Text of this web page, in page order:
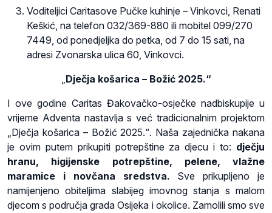
Voditeljici Caritasove Pučke kuhinje – Vinkovci, Renati
Keškić, na telefon 032/369-880 ili mobitel 099/270
7449, od ponedjeljka do petka, od 7 do 15 sati, na
adresi Zvonarska ulica 60, Vinkovci.
Dječja košarica – Božić 2025.“
I ove godine Caritas Đakovačko-osječke nadbiskupije u
vrijeme Adventa nastavlja s već tradicionalnim projektom
„Dječja košarica – Božić 2025.“. Naša zajednička nakana
je ovim putem prikupiti potrepštine za djecu i to: dječju
hranu, higijenske potrepštine, pelene, vlažne
maramice i novčana sredstva. Sve prikupljeno je
namijenjeno obiteljima slabijeg imovnog stanja s malom
djecom s područja grada Osijeka i okolice. Zamolili smo sve